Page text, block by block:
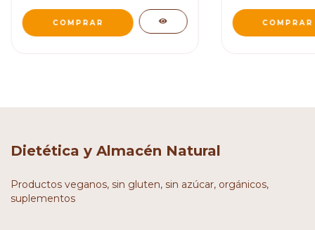
Dietética y Almacén Natural
Productos veganos, sin gluten, sin azúcar, orgánicos,
suplementos